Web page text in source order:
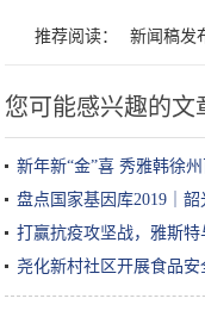
推荐阅读： 新闻稿发
您可能感兴趣的文
新年新“金”喜 秀雅韩徐
盘点国家基因库2019｜
打赢抗疫攻坚战，雅斯特
尧化新村社区开展食品